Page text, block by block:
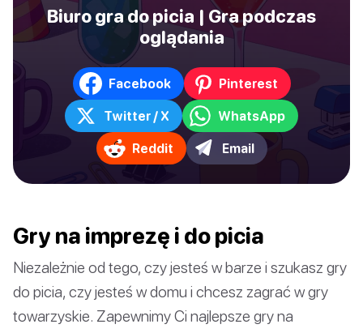
Biuro gra do picia | Gra podczas
oglądania
Facebook Pinterest
Twitter / X WhatsApp
Reddit Email
Gry na imprezę i do picia
Niezależnie od tego, czy jesteś w barze i szukasz gry
do picia, czy jesteś w domu i chcesz zagrać w gry
towarzyskie. Zapewnimy Ci najlepsze gry na